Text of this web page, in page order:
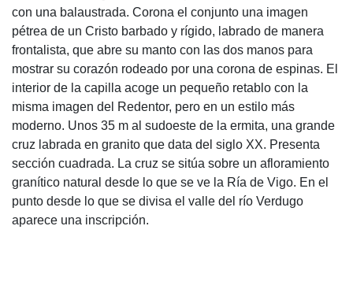
con una balaustrada. Corona el conjunto una imagen
pétrea de un Cristo barbado y rígido, labrado de manera
frontalista, que abre su manto con las dos manos para
mostrar su corazón rodeado por una corona de espinas. El
interior de la capilla acoge un pequeño retablo con la
misma imagen del Redentor, pero en un estilo más
moderno. Unos 35 m al sudoeste de la ermita, una grande
cruz labrada en granito que data del siglo XX. Presenta
sección cuadrada. La cruz se sitúa sobre un afloramiento
granítico natural desde lo que se ve la Ría de Vigo. En el
punto desde lo que se divisa el valle del río Verdugo
aparece una inscripción.